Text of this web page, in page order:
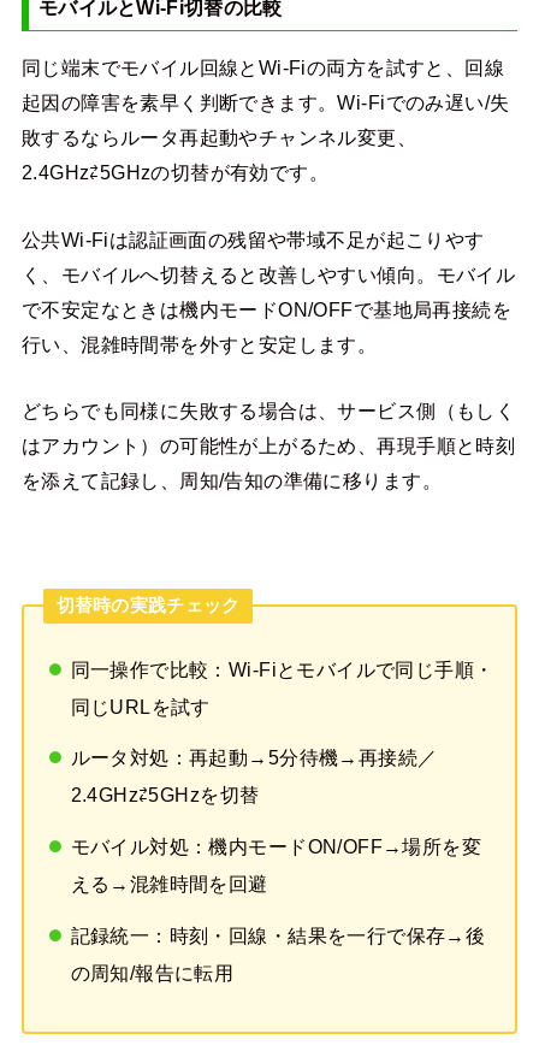
モバイルとWi-Fi切替の比較
同じ端末でモバイル回線とWi-Fiの両方を試すと、回線
起因の障害を素早く判断できます。Wi-Fiでのみ遅い/失
敗するならルータ再起動やチャンネル変更、
2.4GHz⇄5GHzの切替が有効です。
公共Wi-Fiは認証画面の残留や帯域不足が起こりやす
く、モバイルへ切替えると改善しやすい傾向。モバイル
で不安定なときは機内モードON/OFFで基地局再接続を
行い、混雑時間帯を外すと安定します。
どちらでも同様に失敗する場合は、サービス側（もしく
はアカウント）の可能性が上がるため、再現手順と時刻
を添えて記録し、周知/告知の準備に移ります。
切替時の実践チェック
同一操作で比較：Wi-Fiとモバイルで同じ手順・
同じURLを試す
ルータ対処：再起動→5分待機→再接続／
2.4GHz⇄5GHzを切替
モバイル対処：機内モードON/OFF→場所を変
える→混雑時間を回避
記録統一：時刻・回線・結果を一行で保存→後
の周知/報告に転用